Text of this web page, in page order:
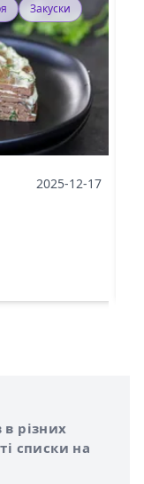
Закуски
2025-12-17
різних
списки на